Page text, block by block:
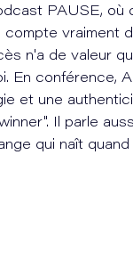
PAUSE, où
vraiment
n'a de valeur
En conférence,
et une
Il parle
qui naît